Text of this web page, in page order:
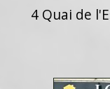
4 Quai de